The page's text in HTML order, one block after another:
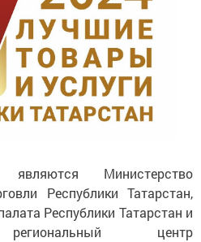
являются Министерство
Республики Татарстан,
Республики Татарстан и
региональный центр